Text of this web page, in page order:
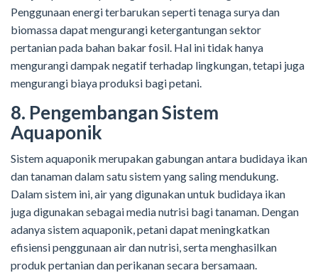
Penggunaan energi terbarukan seperti tenaga surya dan
biomassa dapat mengurangi ketergantungan sektor
pertanian pada bahan bakar fosil. Hal ini tidak hanya
mengurangi dampak negatif terhadap lingkungan, tetapi juga
mengurangi biaya produksi bagi petani.
8. Pengembangan Sistem
Aquaponik
Sistem aquaponik merupakan gabungan antara budidaya ikan
dan tanaman dalam satu sistem yang saling mendukung.
Dalam sistem ini, air yang digunakan untuk budidaya ikan
juga digunakan sebagai media nutrisi bagi tanaman. Dengan
adanya sistem aquaponik, petani dapat meningkatkan
efisiensi penggunaan air dan nutrisi, serta menghasilkan
produk pertanian dan perikanan secara bersamaan.